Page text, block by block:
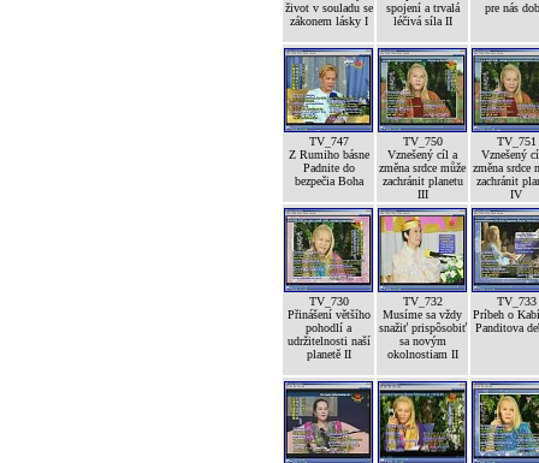
život v souladu se
zákonem lásky I
spojení a trvalá
léčivá síla II
pre nás
TV_747
Z Rumiho básne
Padnite do
bezpečia Boha
TV_750
Vznešený cíl a
změna srdce může
zachránit planetu
III
TV_751
Vznešený
změna srdce
zachránit
IV
TV_730
Přinášení většího
pohodlí a
udržitelnosti naší
planetě II
TV_732
Musíme sa vždy
snažiť prispôsobiť
sa novým
okolnostiam II
TV_733
Príbeh o
Panditova